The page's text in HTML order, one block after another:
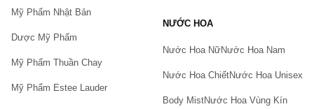
Mỹ Phẩm Nhật Bản
Dược Mỹ Phẩm
Mỹ Phẩm Thuần Chay
Mỹ Phẩm Estee Lauder
NƯỚC HOA
Nước Hoa NữNước Hoa Nam
Nước Hoa ChiếtNước Hoa Unisex
Body MistNước Hoa Vùng Kín